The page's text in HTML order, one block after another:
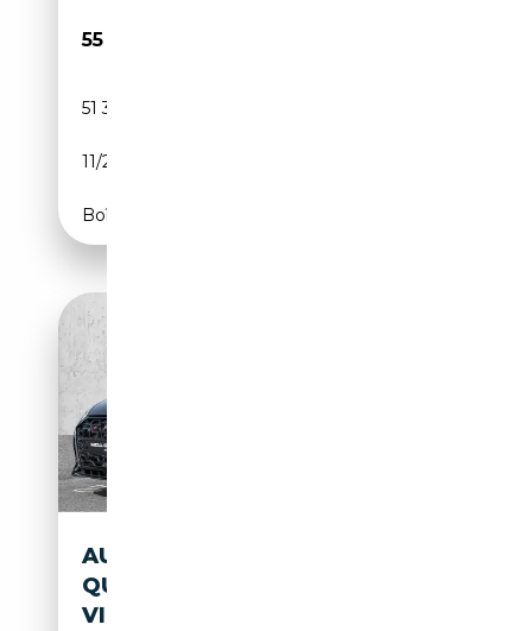
55 970€
51 317 km
11/2023
Boîte automatique
AUDI S6 AVANT 55 TDI
QUATTRO TIPTRONIC AHK
VIRTUELL LED